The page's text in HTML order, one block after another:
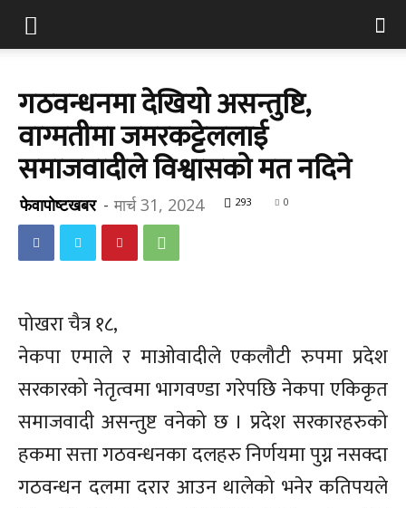
गठवन्धनमा देखियो असन्तुष्टि,
वाग्मतीमा जमरकट्टेललाई
समाजवादीले विश्वासको मत नदिने
फेवापोष्टखबर - मार्च 31, 2024 293 0
पोखरा चैत्र १८,
नेकपा एमाले र माओवादीले एकलौटी रुपमा प्रदेश
सरकारको नेतृत्वमा भागवण्डा गरेपछि नेकपा एकिकृत
समाजवादी असन्तुष्ट वनेको छ । प्रदेश सरकारहरुको
हकमा सत्ता गठवन्धनका दलहरु निर्णयमा पुग्न नसक्दा
गठवन्धन दलमा दरार आउन थालेको भनेर कतिपयले